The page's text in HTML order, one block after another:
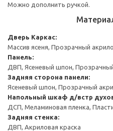
Можно дополнить ручкой.
Дверь Каркас:
Массив ясеня, Прозрачный
Панель:
ДВП, Ясеневый шпон,
Задняя сторона панели:
Ясеневый шпон, Прозрачный
Напольный шкаф д/встр
ДСП, Меламиновая пленка,
Задняя стенка:
ДВП, Акриловая краска